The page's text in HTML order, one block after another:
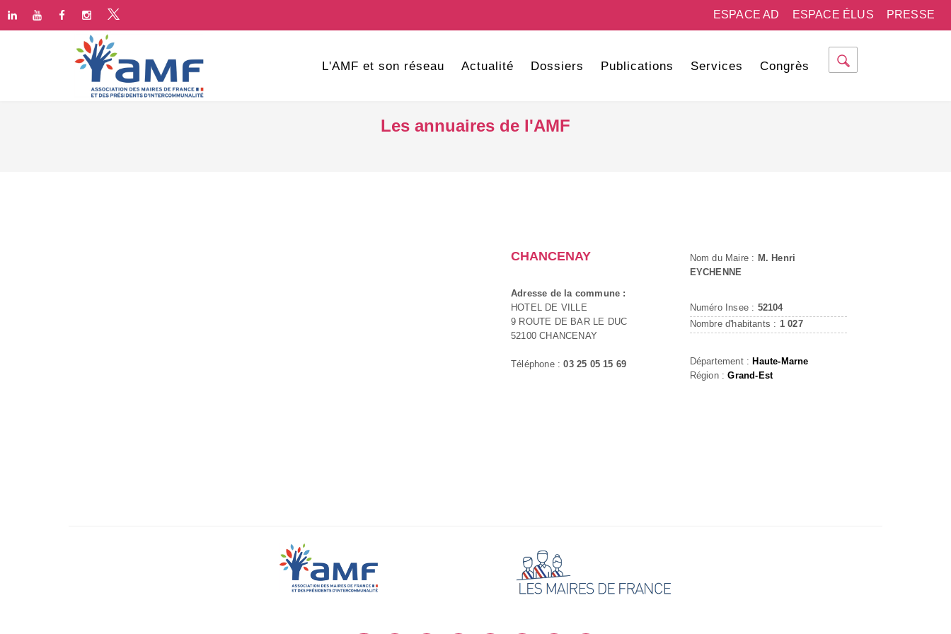
PRESSE
ESPACE ÉLUS
ESPACE AD
L'AMF et son réseau Actualité Dossiers Publications Services Congrès
Les annuaires de l'AMF
CHANCENAY
Adresse de la commune :
HOTEL DE VILLE
9 ROUTE DE BAR LE DUC
52100 CHANCENAY
Téléphone :03 25 05 15 69
Nom du Maire : M. Henri
EYCHENNE
Numéro Insee : 52104
Nombre d'habitants : 1 027
Département : Haute-Marne
Région :Grand-Est